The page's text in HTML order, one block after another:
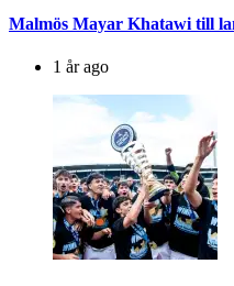
Malmös Mayar Khatawi till
1 år ago